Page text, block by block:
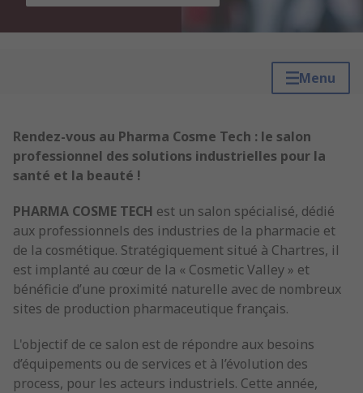
Menu
Rendez-vous au Pharma Cosme Tech : le salon
professionnel des solutions industrielles pour la
santé et la beauté !
PHARMA COSME TECH est un salon spécialisé, dédié
aux professionnels des industries de la pharmacie et
de la cosmétique. Stratégiquement situé à Chartres, il
est implanté au cœur de la « Cosmetic Valley » et
bénéficie d’une proximité naturelle avec de nombreux
sites de production pharmaceutique français.
L'objectif de ce salon est de répondre aux besoins
d’équipements ou de services et à l’évolution des
process, pour les acteurs industriels. Cette année,